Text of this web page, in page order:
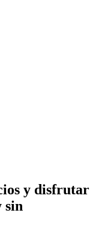
y disfrutar
sin